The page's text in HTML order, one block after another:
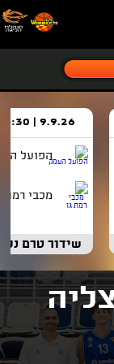
9.9.26 | 18:30
הפועל
מכבי רמת
שידור טרם